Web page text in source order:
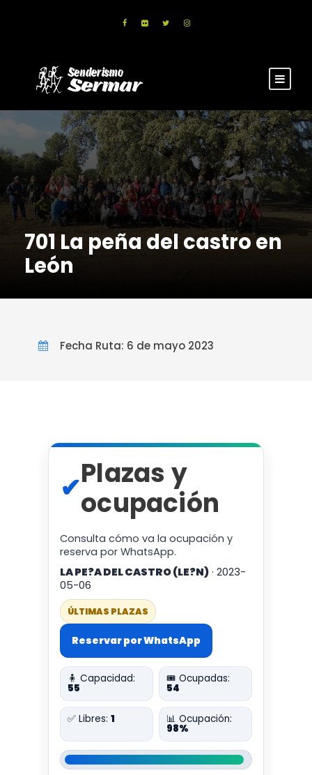
701 La peña del castro en
León
Fecha Ruta: 6 de mayo 2023
✔Plazas y
ocupación
Consulta cómo va la ocupación y
reserva por WhatsApp.
LA PE?A DEL CASTRO (LE?N) · 2023-
05-06
ÚLTIMAS PLAZAS
Reservar por WhatsApp
🧍 Capacidad:
55
🎟️ Ocupadas:
54
✅ Libres: 1 📊 Ocupación:
98%